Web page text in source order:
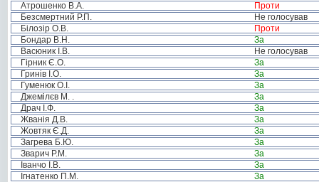
Атрошенко В.А.
Проти
Безсмертний Р.П.
Не голосував
Білозір О.В.
Проти
Бондар В.Н.
За
Васюник І.В.
Не голосував
Гірник Є.О.
За
Гринів І.О.
За
Гуменюк О.І.
За
Джемілєв М. .
За
Драч І.Ф.
За
Жванія Д.В.
За
Жовтяк Є.Д.
За
Загрева Б.Ю.
За
Зварич Р.М.
За
Іванчо І.В.
За
Ігнатенко П.М.
За